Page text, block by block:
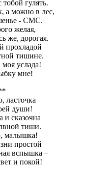
гулять.
а можно в лес,
- СМС.
желая,
же, дорогая.
прохладой
тишине.
услада!
мне!
ласточка
души!
и сказочна
тиши.
малышка!
простой
вспышка –
и покой!